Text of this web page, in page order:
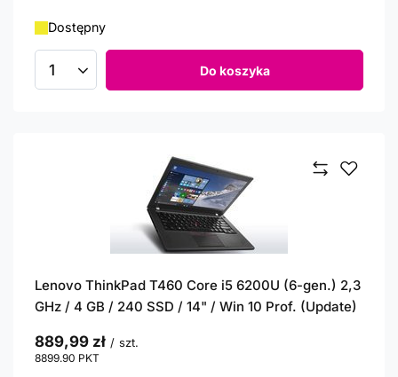
Dostępny
Ilość produktów Do koszyka
Lenovo ThinkPad T460 Core i5 6200U (6-gen.) 2,3
GHz / 4 GB / 240 SSD / 14" / Win 10 Prof. (Update)
889,99 zł / szt.
8899.90 PKT